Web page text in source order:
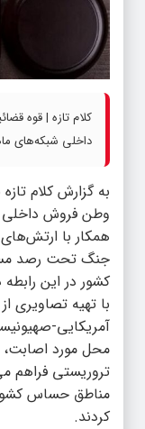
کلام تازه | قوه
داخلی شبکه‌های
به گزارش کلام تازه
وطن فروش داخلی
همکار با
جنگ تحت رصد
کشور در این
با تهیه
آمریکایی-
محل مورد اصابت،
تروریستی فراهم
مناطق حساس
کردند.